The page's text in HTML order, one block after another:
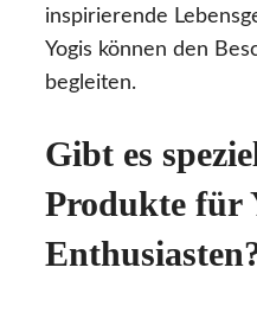
inspirierende
Yogis können den
begleiten.
Gibt es
Produkte für